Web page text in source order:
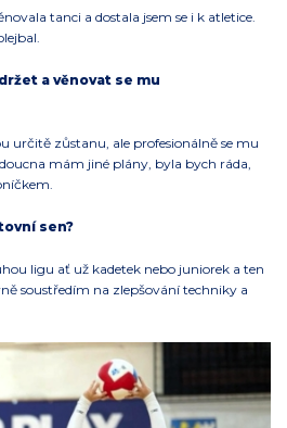
tanci a dostala jsem se i k atletice.
a věnovat se mu
určitě zůstanu, ale profesionálně se mu
mám jiné plány, byla bych ráda,
sen?
ligu ať už kadetek nebo juniorek a ten
soustředím na zlepšování techniky a